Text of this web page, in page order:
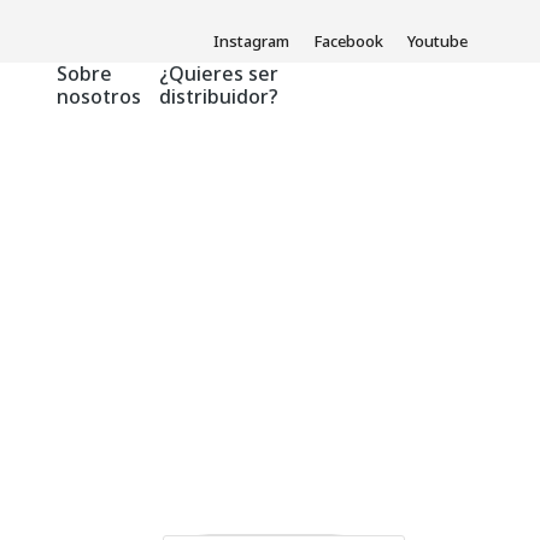
Instagram Facebook Youtube
Sobre
nosotros
¿Quieres ser
distribuidor?